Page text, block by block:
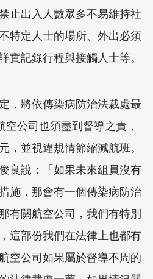
止出入人數眾多不易維持社
特定人士的場所、外出必須
實記錄行程與接觸人士等。
，將依傳染病防治法裁處最
公司也須盡到督導之責，
，並視違規情節縮減航班。
良說：「如果未來組員沒有
施，那會有一個傳染病防治
有關航空公司，我們有特別
這部份我們在法律上也都有
空公司如果屬於督導不周的